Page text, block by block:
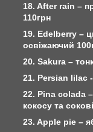
18. After rain –
110грн
19. Edelberry –
освіжаючий
20. Sakura –
21. Persian lilac
22. Pina colada
кокосу та
23. Apple pie –